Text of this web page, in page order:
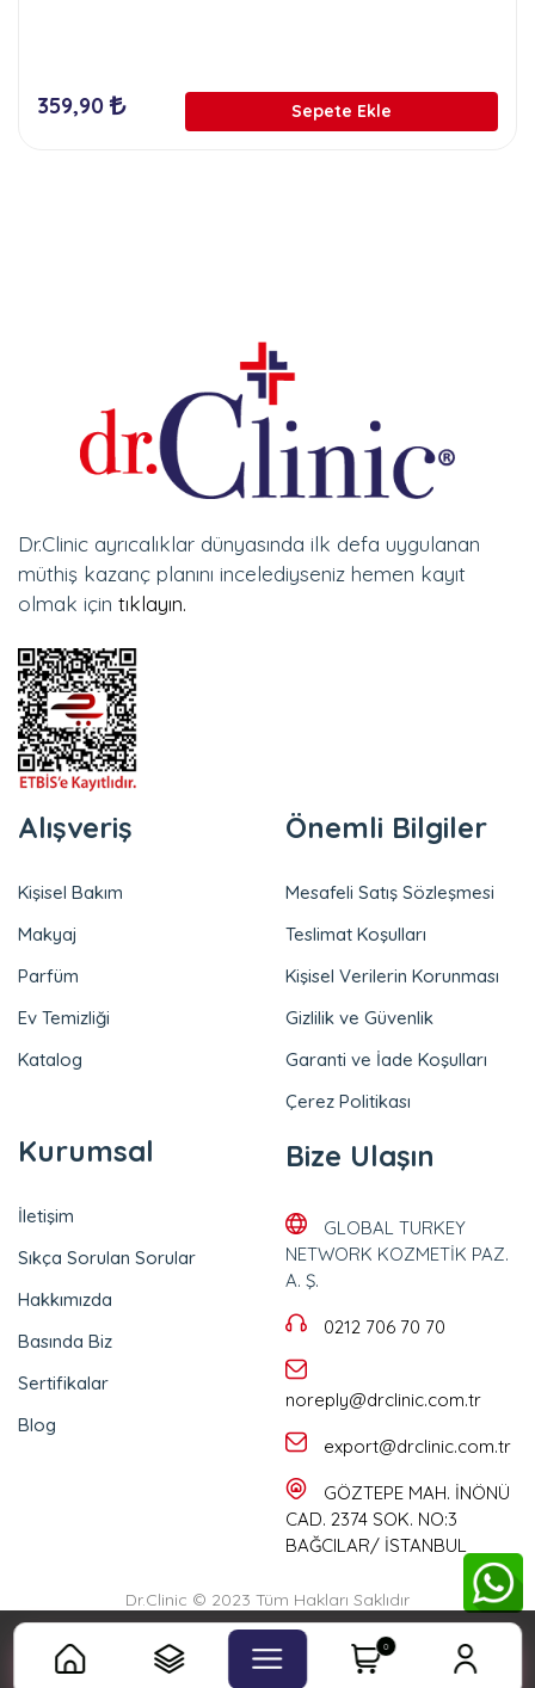
359,90 Sepete Ekle
Dr.Clinic ayrıcalıklar dünyasında ilk defa uygulanan
müthiş kazanç planını incelediyseniz hemen kayıt
olmak için tıklayın.
Alışveriş
Kişisel Bakım
Makyaj
Parfüm
Ev Temizliği
Katalog
Önemli Bilgiler
Mesafeli Satış Sözleşmesi
Teslimat Koşulları
Kişisel Verilerin Korunması
Gizlilik ve Güvenlik
Garanti ve İade Koşulları
Çerez Politikası
Kurumsal
İletişim
Sıkça Sorulan Sorular
Hakkımızda
Basında Biz
Sertifikalar
Blog
Bize Ulaşın
GLOBAL TURKEY
NETWORK KOZMETİK PAZ.
A. Ş.
0212 706 70 70
noreply@drclinic.com.tr
export@drclinic.com.tr
GÖZTEPE MAH. İNÖNÜ
CAD. 2374 SOK. NO:3
BAĞCILAR/ İSTANBUL
Dr.Clinic © 2023 Tüm Hakları Saklıdır
Takip Et
Çerez Politikası incelemek için
tıklayınız
KABUL EDİYORUM
0